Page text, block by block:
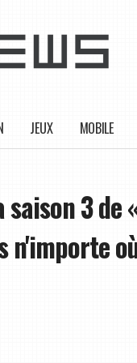
JEUX MOBILE
3 de
n'importe